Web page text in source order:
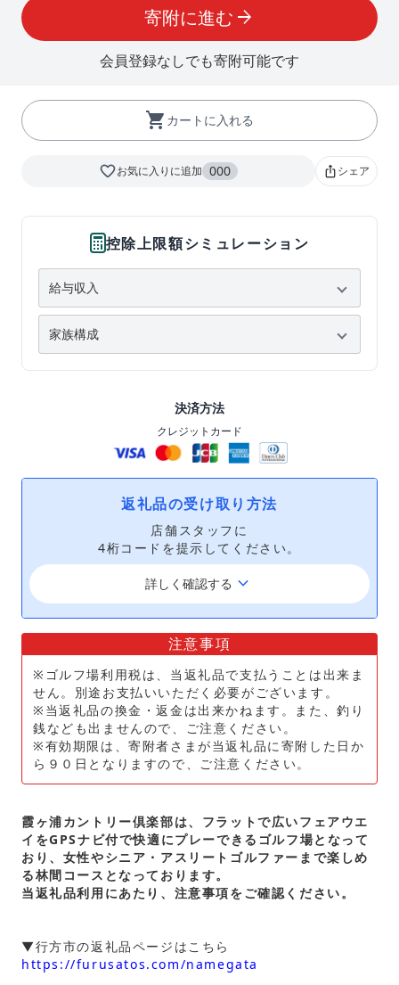
寄附に進む arrow_forward
会員登録なしでも寄附可能です
shopping_cart カートに入れる
favorite_borderお気に入りに追加 000 ios_shareシェア
控除上限額シミュレーション
決済方法
クレジットカード
返礼品の受け取り方法
店舗スタッフに
4桁コードを提示してください。
詳しく確認する keyboard_arrow_down
注意事項
※ゴルフ場利用税は、当返礼品で支払うことは出来ま
せん。別途お支払いいただく必要がございます。
※当返礼品の換金・返金は出来かねます。また、釣り
銭なども出ませんので、ご注意ください。
※有効期限は、寄附者さまが当返礼品に寄附した日か
ら９０日となりますので、ご注意ください。
霞ヶ浦カントリー倶楽部は、フラットで広いフェアウエ
イをGPSナビ付で快適にプレーできるゴルフ場となって
おり、女性やシニア・アスリートゴルファーまで楽しめ
る林間コースとなっております。
当返礼品利用にあたり、注意事項をご確認ください。
▼行方市の返礼品ページはこちら
https://furusatos.com/namegata